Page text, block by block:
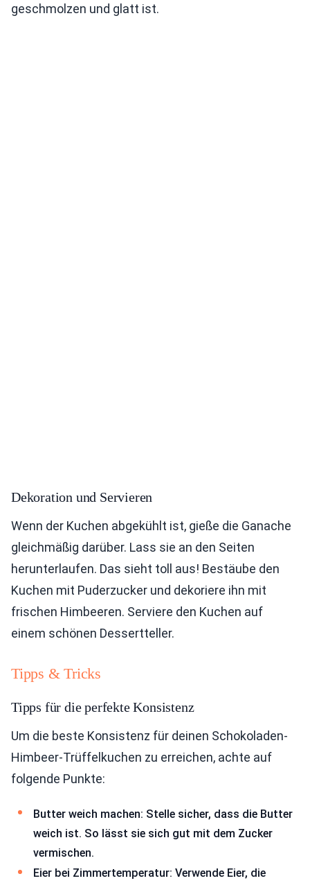
geschmolzen und glatt ist.
Dekoration und Servieren
Wenn der Kuchen abgekühlt ist, gieße die Ganache
gleichmäßig darüber. Lass sie an den Seiten
herunterlaufen. Das sieht toll aus! Bestäube den
Kuchen mit Puderzucker und dekoriere ihn mit
frischen Himbeeren. Serviere den Kuchen auf
einem schönen Dessertteller.
Tipps & Tricks
Tipps für die perfekte Konsistenz
Um die beste Konsistenz für deinen Schokoladen-
Himbeer-Trüffelkuchen zu erreichen, achte auf
folgende Punkte:
Butter weich machen: Stelle sicher, dass die Butter
weich ist. So lässt sie sich gut mit dem Zucker
vermischen.
Eier bei Zimmertemperatur: Verwende Eier, die